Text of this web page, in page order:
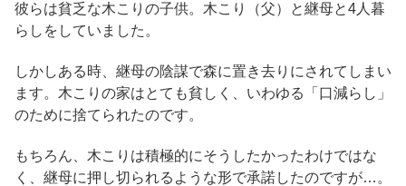
彼らは貧乏な木こりの子供。木こり（父）と継母と4人暮
らしをしていました。
しかしある時、継母の陰謀で森に置き去りにされてしまい
ます。木こりの家はとても貧しく、いわゆる「口減らし」
のために捨てられたのです。
もちろん、木こりは積極的にそうしたかったわけではな
く、継母に押し切られるような形で承諾したのですが…。